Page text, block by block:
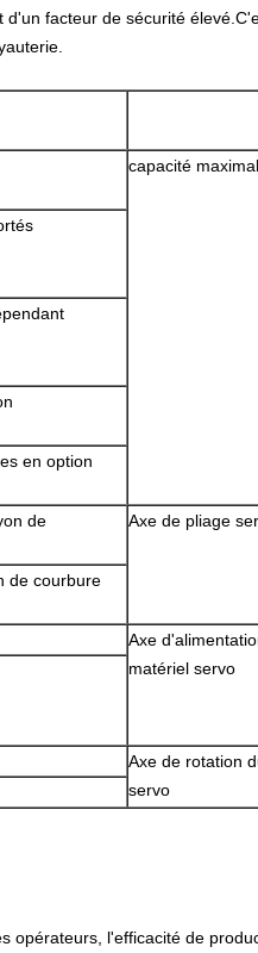
facteur de sécurité
capacité
en option
de
Axe de pliage
de courbure
Axe
matériel servo
Axe de rotation
servo
opérateurs, l'efficacité de